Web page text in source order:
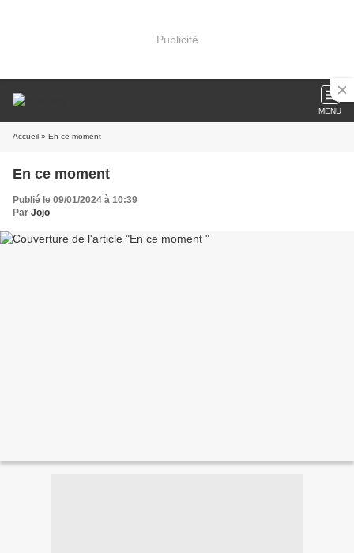
Publicité
MENU
Accueil » En ce moment
En ce moment
Publié le 09/01/2024 à 10:39
Par Jojo